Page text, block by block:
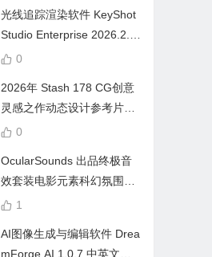
光线追踪渲染软件 KeyShot
Studio Enterprise 2026.2.1
Win中文版
0
2026年 Stash 178 CG创意
灵感之作动态设计参考片广
告视频动画短片合集
0
OcularSounds 出品终极音
效套装电影元素科幻氛围冲
击无人机音效素材包 Full Ac
1
AI图像生成与编辑软件 Drea
mForge AI 1.0.7 中英文多